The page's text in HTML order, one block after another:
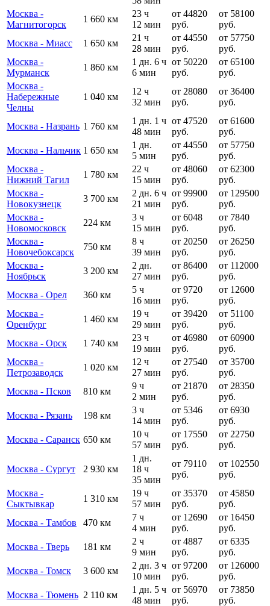
Москва -
Магнитогорск
1 660 км
23 ч
12 мин
от 44820
руб.
от 58100
руб.
Москва - Миасс
1 650 км
21 ч
28 мин
от 44550
руб.
от 57750
руб.
Москва -
Мурманск
1 860 км
1 дн. 6 ч
6 мин
от 50220
руб.
от 65100
руб.
Москва -
Набережные
Челны
1 040 км
12 ч
32 мин
от 28080
руб.
от 36400
руб.
Москва - Назрань 1 760 км
1 дн. 1 ч
48 мин
от 47520
руб.
от 61600
руб.
Москва - Нальчик 1 650 км
1 дн.
5 мин
от 44550
руб.
от 57750
руб.
Москва -
Нижний Тагил
1 780 км
22 ч
15 мин
от 48060
руб.
от 62300
руб.
Москва -
Новокузнецк
3 700 км
2 дн. 6 ч
21 мин
от 99900
руб.
от 129500
руб.
Москва -
Новомосковск
224 км
3 ч
15 мин
от 6048
руб.
от 7840
руб.
Москва -
Новочебоксарск
750 км
8 ч
39 мин
от 20250
руб.
от 26250
руб.
Москва -
Ноябрьск
3 200 км
2 дн.
27 мин
от 86400
руб.
от 112000
руб.
Москва - Орел
360 км
5 ч
16 мин
от 9720
руб.
от 12600
руб.
Москва -
Оренбург
1 460 км
19 ч
29 мин
от 39420
руб.
от 51100
руб.
Москва - Орск
1 740 км
23 ч
19 мин
от 46980
руб.
от 60900
руб.
Москва -
Петрозаводск
1 020 км
12 ч
27 мин
от 27540
руб.
от 35700
руб.
Москва - Псков
810 км
9 ч
2 мин
от 21870
руб.
от 28350
руб.
Москва - Рязань
198 км
3 ч
14 мин
от 5346
руб.
от 6930
руб.
Москва - Саранск 650 км
10 ч
57 мин
от 17550
руб.
от 22750
руб.
Москва - Сургут 2 930 км
1 дн.
18 ч
35 мин
от 79110
руб.
от 102550
руб.
Москва -
Сыктывкар
1 310 км
19 ч
57 мин
от 35370
руб.
от 45850
руб.
Москва - Тамбов
470 км
7 ч
4 мин
от 12690
руб.
от 16450
руб.
Москва - Тверь
181 км
2 ч
9 мин
от 4887
руб.
от 6335
руб.
Москва - Томск
3 600 км
2 дн. 3 ч
10 мин
от 97200
руб.
от 126000
руб.
Москва - Тюмень 2 110 км
1 дн. 5 ч
48 мин
от 56970
руб.
от 73850
руб.